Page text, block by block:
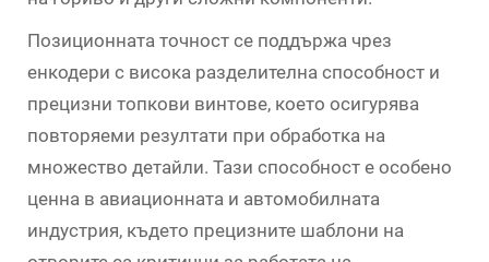
Позиционната точност се поддържа чрез
енкодери с висока разделителна способност и
прецизни топкови винтове, което осигурява
повторяеми резултати при обработка на
множество детайли. Тази способност е особено
ценна в авиационната и автомобилната
индустрия, където прецизните шаблони на